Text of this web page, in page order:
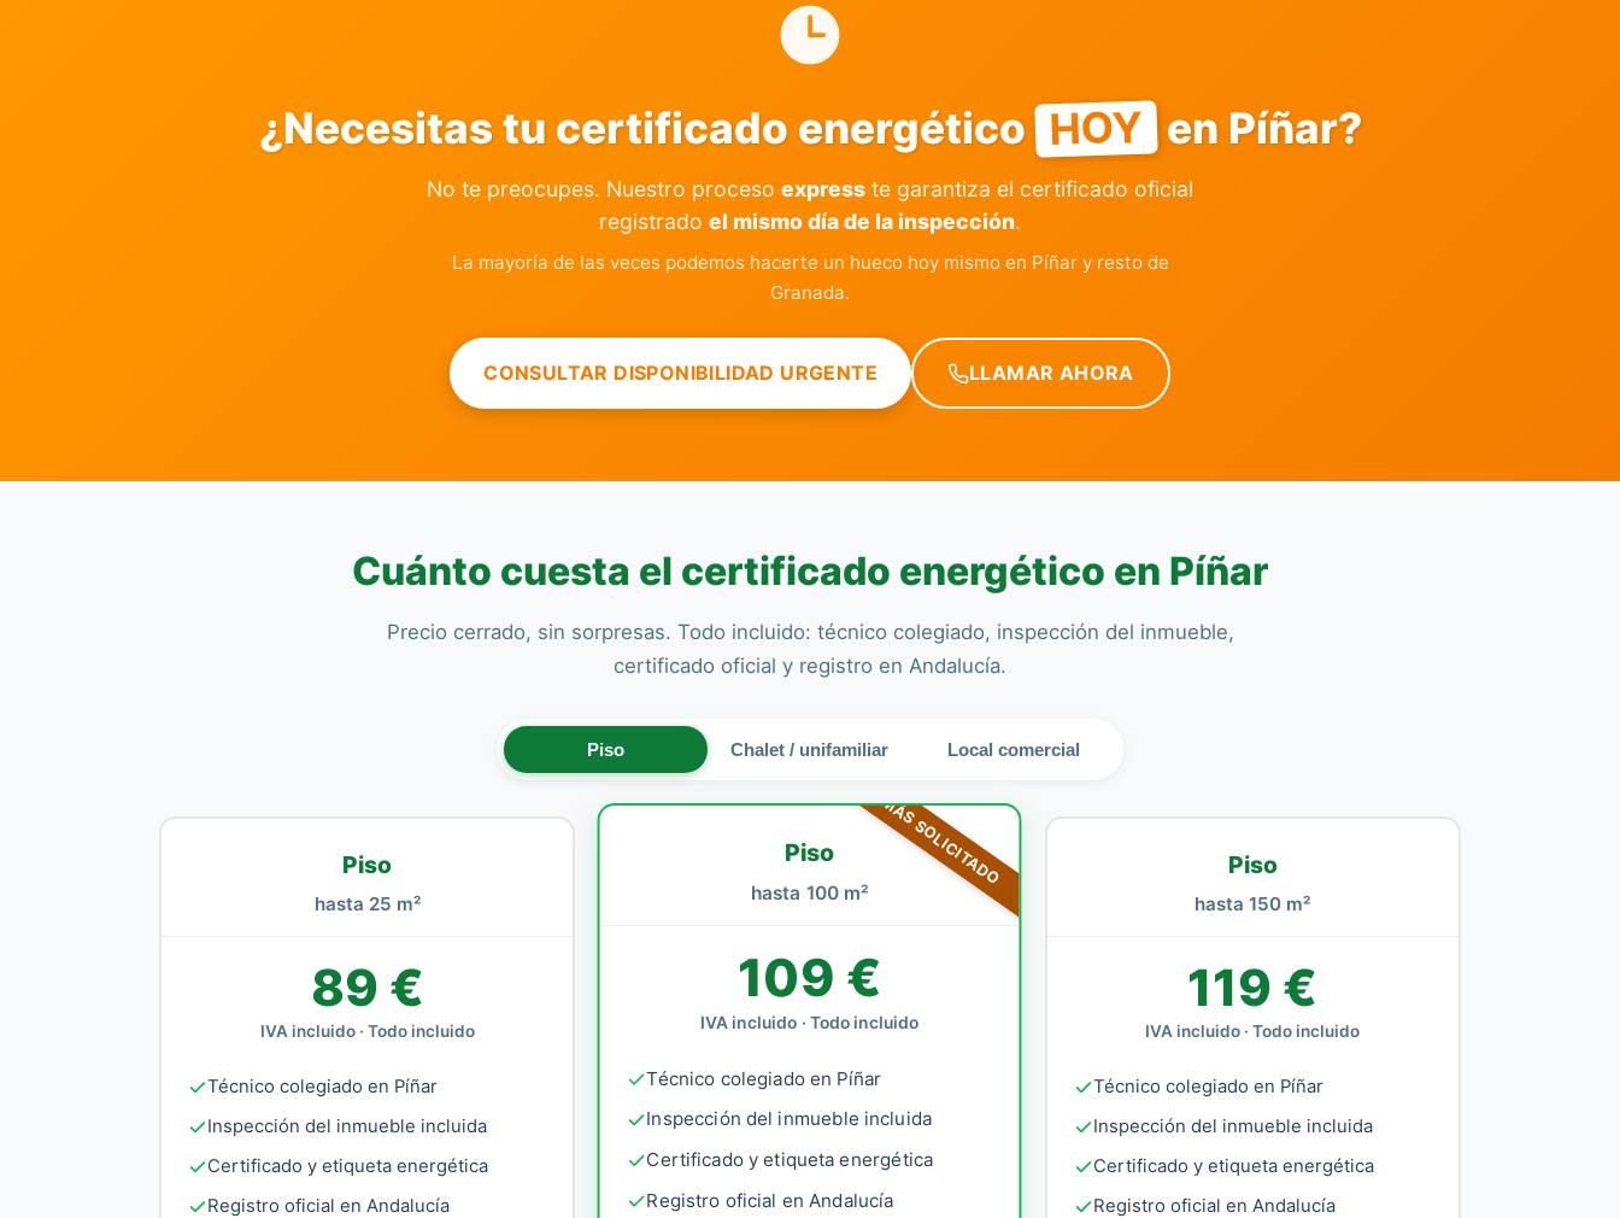
¿Necesitas tu certificado energético HOY en Píñar?
No te preocupes. Nuestro proceso express te garantiza el certificado oficial
registrado el mismo día de la inspección.
La mayoría de las veces podemos hacerte un hueco hoy mismo en Píñar y resto de
Granada.
CONSULTAR DISPONIBILIDAD URGENTE LLAMAR AHORA
Cuánto cuesta el certificado energético en Píñar
Precio cerrado, sin sorpresas. Todo incluido: técnico colegiado, inspección del inmueble,
certificado oficial y registro en Andalucía.
Piso Chalet / unifamiliar Local comercial
Piso
hasta 25 m²
89 €
IVA incluido · Todo incluido
Técnico colegiado en Píñar
Inspección del inmueble incluida
Certificado y etiqueta energética
Registro oficial en Andalucía
MÁS SOLICITADO
Piso
hasta 100 m²
109 €
IVA incluido · Todo incluido
Técnico colegiado en Píñar
Inspección del inmueble incluida
Certificado y etiqueta energética
Registro oficial en Andalucía
Piso
hasta 150 m²
119 €
IVA incluido · Todo incluido
Técnico colegiado en Píñar
Inspección del inmueble incluida
Certificado y etiqueta energética
Registro oficial en Andalucía